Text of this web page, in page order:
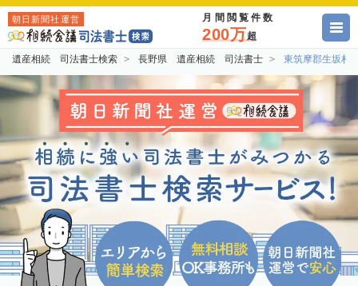
朝日新聞社運営 月間閲覧件数
200万超
遺産相続 司法書士検索 長野県 遺産相続 司法書士 東筑摩郡生坂